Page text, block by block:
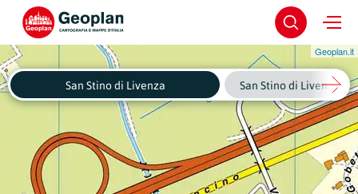
Geoplan.it
San Stino di Livenza San Stino di Livenza -